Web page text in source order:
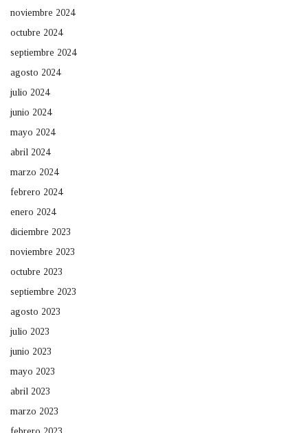
noviembre 2024
octubre 2024
septiembre 2024
agosto 2024
julio 2024
junio 2024
mayo 2024
abril 2024
marzo 2024
febrero 2024
enero 2024
diciembre 2023
noviembre 2023
octubre 2023
septiembre 2023
agosto 2023
julio 2023
junio 2023
mayo 2023
abril 2023
marzo 2023